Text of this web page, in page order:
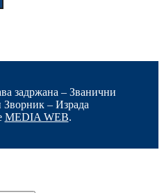
задржана – Званични
– Израда
MEDIA WEB.